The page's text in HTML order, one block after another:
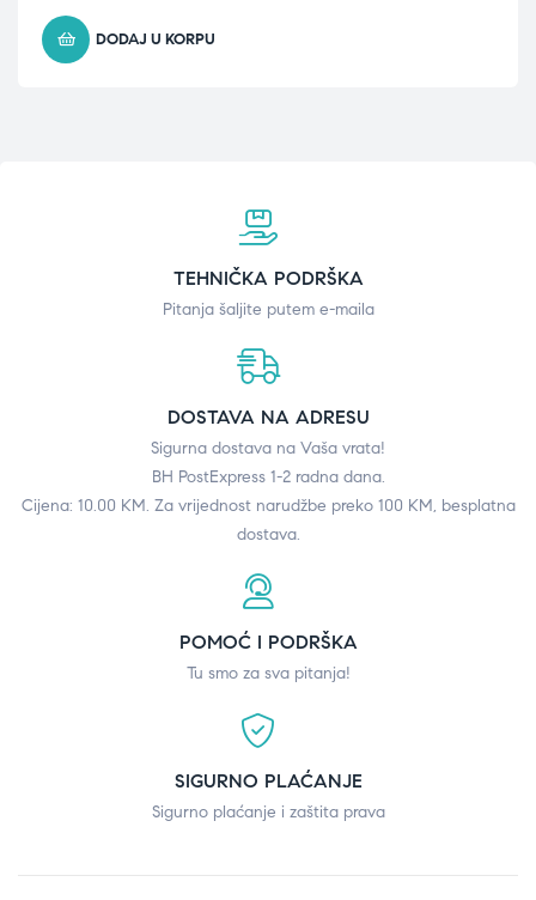
DODAJ U KORPU
TEHNIČKA PODRŠKA
Pitanja šaljite putem e-maila
DOSTAVA NA ADRESU
Sigurna dostava na Vaša vrata!
BH PostExpress 1-2 radna dana.
Cijena: 10.00 KM. Za vrijednost narudžbe preko 100 KM, besplatna
dostava.
POMOĆ I PODRŠKA
Tu smo za sva pitanja!
SIGURNO PLAĆANJE
Sigurno plaćanje i zaštita prava